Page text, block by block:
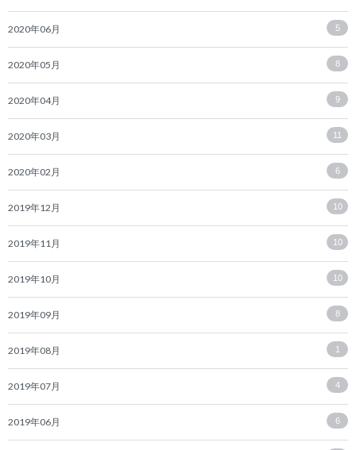
2020年06月 5
2020年05月 8
2020年04月 9
2020年03月 11
2020年02月 6
2019年12月 10
2019年11月 10
2019年10月 10
2019年09月 8
2019年08月 1
2019年07月 4
2019年06月 6